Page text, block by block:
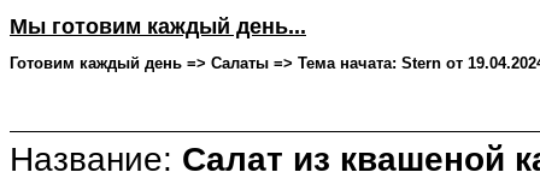
Мы готовим каждый день...
Готовим каждый день => Салаты => Тема начата: Stern от
Название: Салат из квашеной